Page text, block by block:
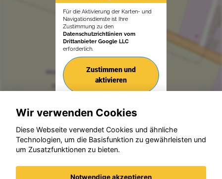
Für die Aktivierung der Karten- und
Navigationsdienste ist Ihre
Zustimmung zu den
Datenschutzrichtlinien vom
Drittanbieter Google LLC
erforderlich.
Zustimmen und
aktivieren
© konjunkturmotor.de GmbH 2020 - 2026
Wir verwenden Cookies
Diese Webseite verwendet Cookies und ähnliche
Technologien, um die Basisfunktion zu gewährleisten und
um Zusatzfunktionen zu bieten.
Notwendige akzeptieren